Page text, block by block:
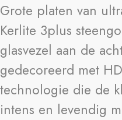
Grote platen van
Kerlite 3plus
glasvezel aan de
gedecoreerd met
technologie die de
intens en levendig